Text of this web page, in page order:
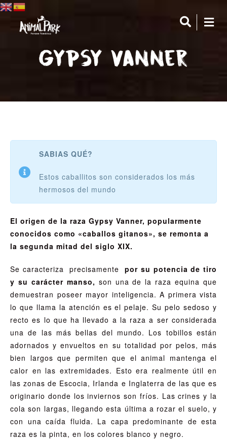
Gypsy Vanner
SABIAS QUÉ?
Estos caballitos son considerados los más
hermosos del mundo
El origen de la raza Gypsy Vanner, popularmente
conocidos como «caballos gitanos», se remonta a
la segunda mitad del siglo XIX.
Se caracteriza precisamente por su potencia de tiro
y su carácter manso, son una de la raza equina que
demuestran poseer mayor inteligencia. A primera vista
lo que llama la atención es el pelaje. Su pelo sedoso y
recto es lo que ha llevado a la raza a ser considerada
una de las más bellas del mundo. Los tobillos están
adornados y envueltos en su totalidad por pelos, más
bien largos que permiten que el animal mantenga el
calor en las extremidades. Esto era realmente útil en
las zonas de Escocia, Irlanda e Inglaterra de las que es
originario donde los inviernos son fríos. Las crines y la
cola son largas, llegando esta última a rozar el suelo, y
con una caída fluida. La capa predominante de esta
raza es la pinta, en los colores blanco y negro.